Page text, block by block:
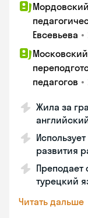
Евсевьева •
педагогов •
Жила за
развития
турецкий
Читать дальше